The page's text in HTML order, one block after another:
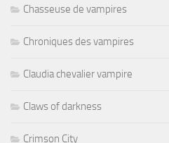
Chasseuse de vampires
Chroniques des vampires
Claudia chevalier vampire
Claws of darkness
Crimson City